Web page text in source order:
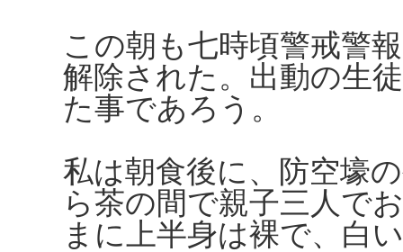
この朝も七時頃警戒警
解除された。出動の生
た事であろう。
私は朝食後に、防空壕
ら茶の間で親子三人で
まに上半身は裸で、白